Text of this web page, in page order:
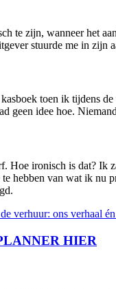
te zijn, wanneer het
stuurde me in zijn
toen ik tijdens
geen idee hoe.
Hoe ironisch is dat? Ik
hebben van wat ik nu
verhuur: ons verhaal
HIER